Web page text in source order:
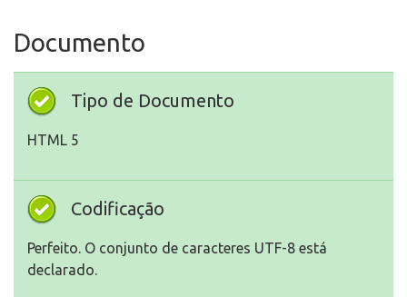
Documento
Tipo de Documento
HTML 5
Codificação
Perfeito. O conjunto de caracteres UTF-8 está
declarado.